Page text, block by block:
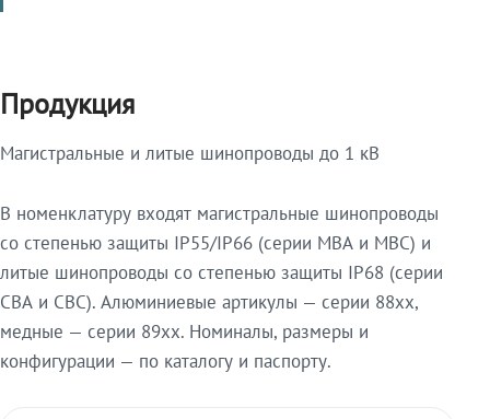
Продукция
Магистральные и литые шинопроводы до 1 кВ
В номенклатуру входят магистральные шинопроводы
со степенью защиты IP55/IP66 (серии МВА и МВС) и
литые шинопроводы со степенью защиты IP68 (серии
СВА и СВС). Алюминиевые артикулы — серии 88xx,
медные — серии 89xx. Номиналы, размеры и
конфигурации — по каталогу и паспорту.